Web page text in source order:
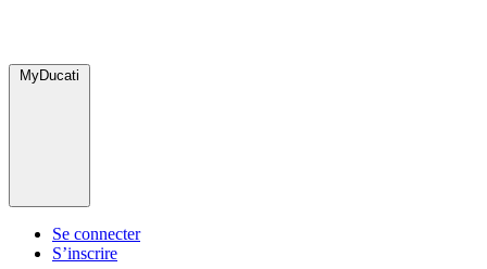
MyDucati
Se connecter
S’inscrire